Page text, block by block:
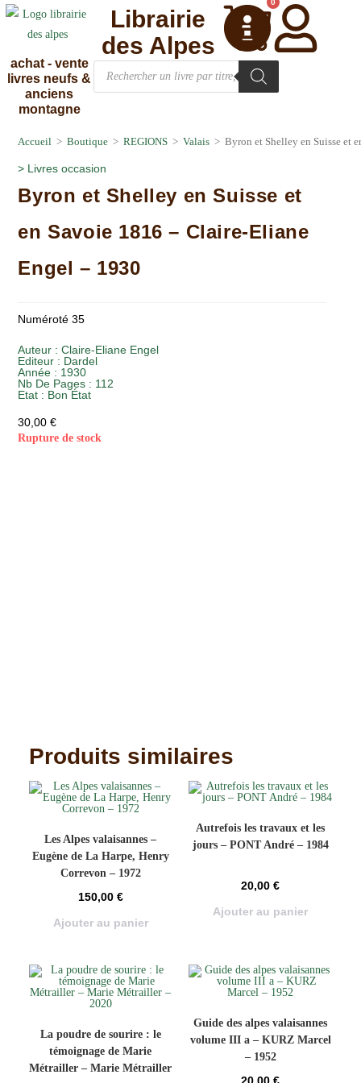
achat - vente
livres neufs &
anciens
montagne
0
Librairie
des Alpes
Accueil > Boutique > REGIONS > Valais > Byron et Shelley en Suisse et
> Livres occasion
Byron et Shelley en Suisse et
en Savoie 1816 – Claire-Eliane
Engel – 1930
Numéroté 35
Auteur :Claire-Eliane Engel
Editeur : Dardel
Année : 1930
Nb De Pages : 112
Etat : Bon État
30,00€
Rupture de stock
Produits similaires
Les Alpes valaisannes –
Eugène de La Harpe, Henry
Correvon – 1972
150,00 €
Ajouter au panier
Autrefois les travaux et les
jours – PONT André – 1984
20,00€
Ajouter au panier
La poudre de sourire : le
témoignage de Marie
Métrailler – Marie Métrailler
Guide des alpes valaisannes
volume III a – KURZ Marcel
– 1952
20,00€